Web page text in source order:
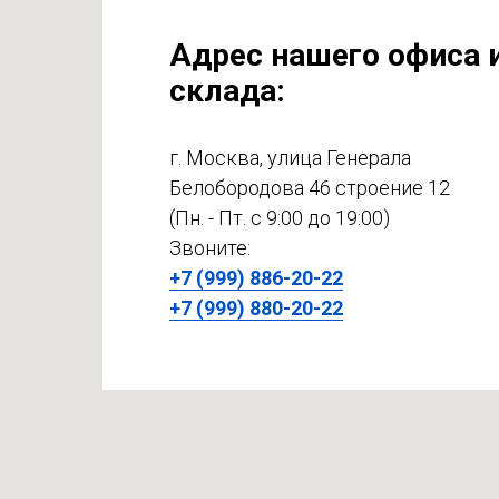
Адрес нашего офиса
склада:
г. Москва, улица Генерала
Белобородова 46 строение 12
(Пн. - Пт. с 9:00 до 19:00)
Звоните:
+7 (999) 886-20-22
+7 (999) 880-20-22